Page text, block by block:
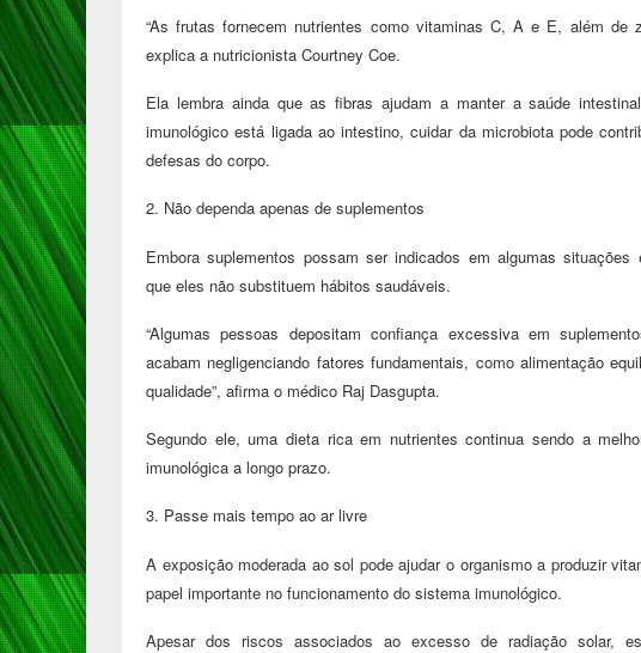
“As frutas fornecem nutrientes como vitaminas C, A e E, além de
explica a nutricionista Courtney Coe.
Ela lembra ainda que as fibras ajudam a manter a saúde
imunológico está ligada ao intestino, cuidar da microbiota pode
defesas do corpo.
2. Não dependa apenas de suplementos
Embora suplementos possam ser indicados em algumas
que eles não substituem hábitos saudáveis.
“Algumas pessoas depositam confiança excessiva em
acabam negligenciando fatores fundamentais, como alimentação
qualidade”, afirma o médico Raj Dasgupta.
Segundo ele, uma dieta rica em nutrientes continua sendo a
imunológica a longo prazo.
3. Passe mais tempo ao ar livre
A exposição moderada ao sol pode ajudar o organismo a produzir
papel importante no funcionamento do sistema imunológico.
Apesar dos riscos associados ao excesso de radiação solar,